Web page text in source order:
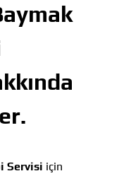
Servisi için